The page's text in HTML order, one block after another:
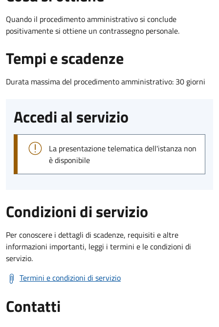
Quando il procedimento amministrativo si conclude
positivamente si ottiene un contrassegno personale.
Tempi e scadenze
Durata massima del procedimento amministrativo: 30 giorni
Accedi al servizio
La presentazione telematica dell'istanza non
è disponibile
Condizioni di servizio
Per conoscere i dettagli di scadenze, requisiti e altre
informazioni importanti, leggi i termini e le condizioni di
servizio.
Termini e condizioni di servizio
Contatti